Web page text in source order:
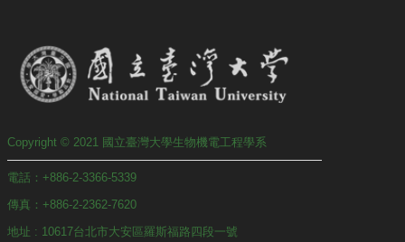
Copyright © 2021 國立臺灣大學生物機電工程學系
電話：+886-2-3366-5339
傳真：+886-2-2362-7620
地址 : 10617台北市大安區羅斯福路四段一號